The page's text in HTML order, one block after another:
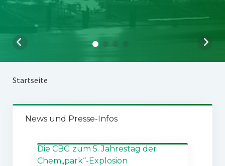
Startseite
News und Presse-Infos
Die CBG zum 5. Jahrestag der
Chem„park“-Explosion